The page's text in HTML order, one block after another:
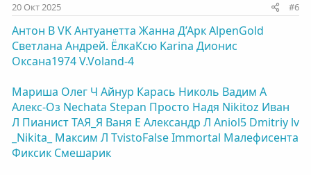
20 Окт 2025 #6
Антон ВVKАнтуанетта Жанна Д’АркAlpenGold
Светлана Андрей. ЁлкаКсю Karinа Дионис
Оксана1974V.Voland-4
Мариша Олег Ч Айнур Карась Николь Вадим А
Алекс-Оз Nechata Stepan Просто Надя Nikitoz Иван
Л ПианистТАЯ_Я Ваня Е Александр Л Aniol5 Dmitriy lv
_Nikita_ Максим Л TvistoFalseImmortal Малефисента
Фиксик Смешарик